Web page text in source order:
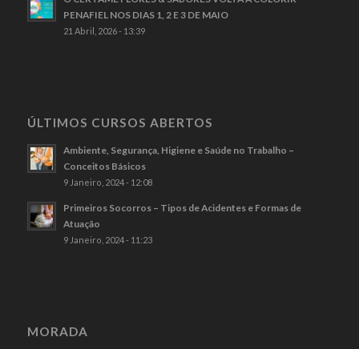
PENAFIEL NOS DIAS 1, 2 E 3 DE MAIO
21 Abril, 2026 - 13:39
ÚLTIMOS CURSOS ABERTOS
Ambiente, Segurança, Higiene e Saúde no Trabalho –
Conceitos Básicos
9 Janeiro, 2024 - 12:08
Primeiros Socorros – Tipos de Acidentes e Formas de
Atuação
9 Janeiro, 2024 - 11:23
MORADA